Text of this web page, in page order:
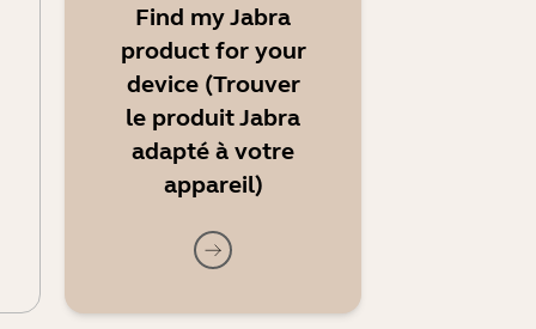
Find my Jabra
product for your
device (Trouver
le produit Jabra
adapté à votre
appareil)